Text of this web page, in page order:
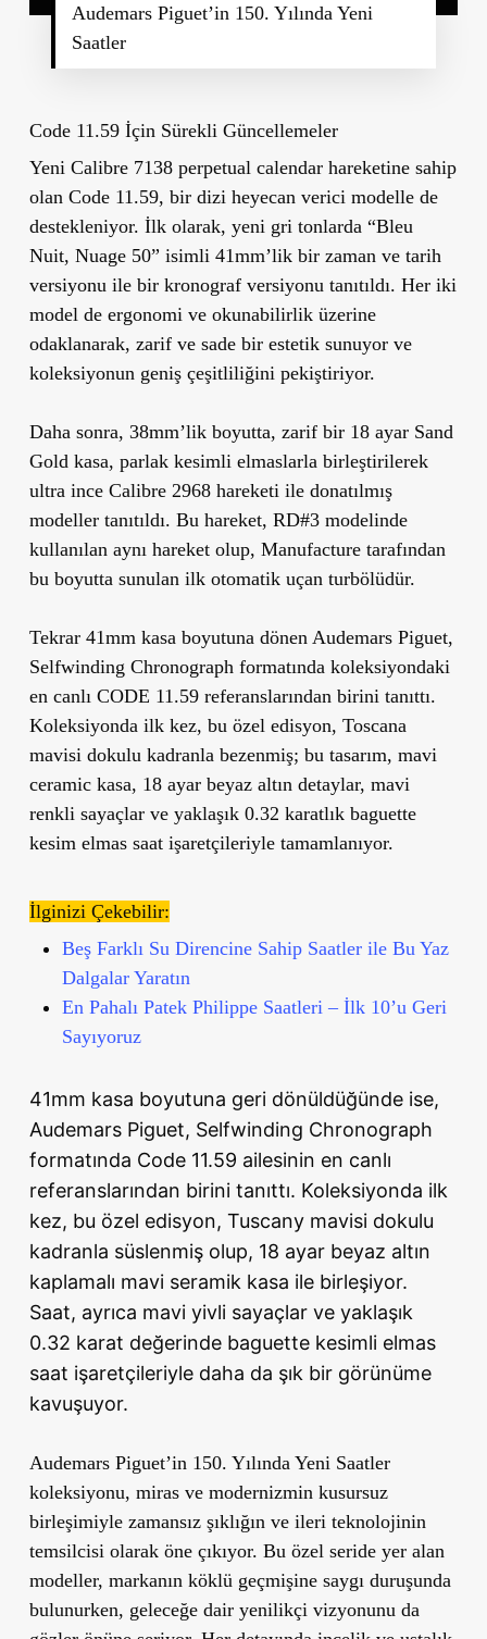
Audemars Piguet’in 150. Yılında Yeni
Saatler
Code 11.59 İçin Sürekli Güncellemeler
Yeni Calibre 7138 perpetual calendar hareketine sahip
olan Code 11.59, bir dizi heyecan verici modelle de
destekleniyor. İlk olarak, yeni gri tonlarda “Bleu
Nuit, Nuage 50” isimli 41mm’lik bir zaman ve tarih
versiyonu ile bir kronograf versiyonu tanıtıldı. Her iki
model de ergonomi ve okunabilirlik üzerine
odaklanarak, zarif ve sade bir estetik sunuyor ve
koleksiyonun geniş çeşitliliğini pekiştiriyor.
Daha sonra, 38mm’lik boyutta, zarif bir 18 ayar Sand
Gold kasa, parlak kesimli elmaslarla birleştirilerek
ultra ince Calibre 2968 hareketi ile donatılmış
modeller tanıtıldı. Bu hareket, RD#3 modelinde
kullanılan aynı hareket olup, Manufacture tarafından
bu boyutta sunulan ilk otomatik uçan turbölüdür.
Tekrar 41mm kasa boyutuna dönen Audemars Piguet,
Selfwinding Chronograph formatında koleksiyondaki
en canlı CODE 11.59 referanslarından birini tanıttı.
Koleksiyonda ilk kez, bu özel edisyon, Toscana
mavisi dokulu kadranla bezenmiş; bu tasarım, mavi
ceramic kasa, 18 ayar beyaz altın detaylar, mavi
renkli sayaçlar ve yaklaşık 0.32 karatlık baguette
kesim elmas saat işaretçileriyle tamamlanıyor.
İlginizi Çekebilir:
Beş Farklı Su Direncine Sahip Saatler ile Bu Yaz
Dalgalar Yaratın
En Pahalı Patek Philippe Saatleri – İlk 10’u Geri
Sayıyoruz
41mm kasa boyutuna geri dönüldüğünde ise,
Audemars Piguet, Selfwinding Chronograph
formatında Code 11.59 ailesinin en canlı
referanslarından birini tanıttı. Koleksiyonda ilk
kez, bu özel edisyon, Tuscany mavisi dokulu
kadranla süslenmiş olup, 18 ayar beyaz altın
kaplamalı mavi seramik kasa ile birleşiyor.
Saat, ayrıca mavi yivli sayaçlar ve yaklaşık
0.32 karat değerinde baguette kesimli elmas
saat işaretçileriyle daha da şık bir görünüme
kavuşuyor.
Audemars Piguet’in 150. Yılında Yeni Saatler
koleksiyonu, miras ve modernizmin kusursuz
birleşimiyle zamansız şıklığın ve ileri teknolojinin
temsilcisi olarak öne çıkıyor. Bu özel seride yer alan
modeller, markanın köklü geçmişine saygı duruşunda
bulunurken, geleceğe dair yenilikçi vizyonunu da